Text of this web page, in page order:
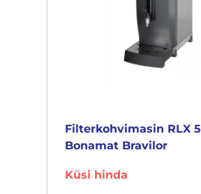
Filterkohvimasin RLX 5
Bonamat Bravilor
Küsi hinda